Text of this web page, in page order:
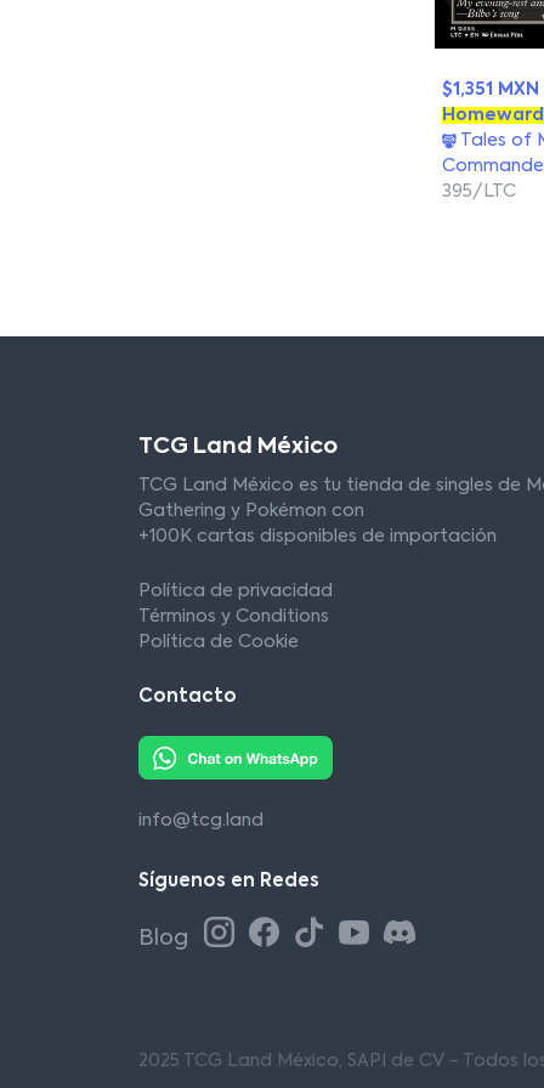
$1,351 MXN
Homeward
Tales of
395/LTC
TCG Land México
TCG Land México es tu tienda de singles de
Gathering y Pokémon con
+100K cartas disponibles de importación
Política de privacidad
Términos y Conditions
Política de Cookie
Contacto
info@tcg.land
Síguenos en Redes
Blog
2025 TCG Land México, SAPI de CV - Todos